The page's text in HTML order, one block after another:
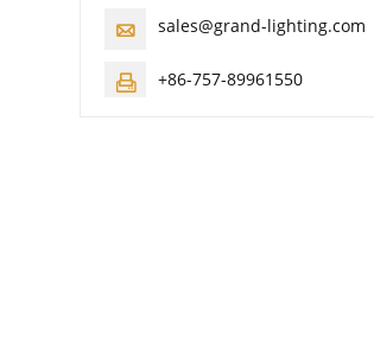
 sales@grand-lighting.com
 +86-757-89961550